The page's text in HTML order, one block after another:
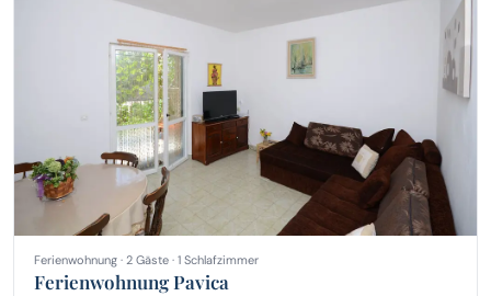
Ferienwohnung · 2 Gäste · 1 Schlafzimmer
Ferienwohnung Pavica